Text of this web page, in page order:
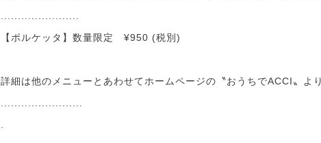
【ポルケッタ】数量限定 ¥950 (税別)
詳細は他のメニューとあわせてホームページの〝おうちでACCI〟よ